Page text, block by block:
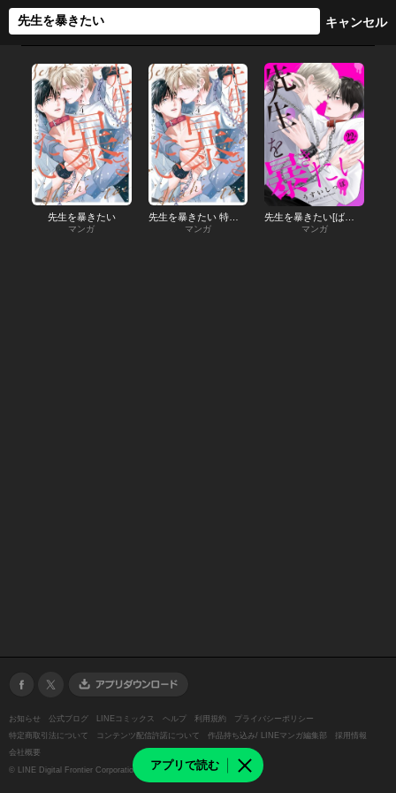
アプリで読む
先生を暴きたい
マンガ
先生を暴きたい 特別版
マンガ マンガ
お知らせ 公式ブログ LINEコミックス ヘルプ 利用規約
プライバシーポリシー
特定商取引法について
コンテンツ配信許諾について 作品持ち込み/ LINEマンガ編集部
採用情報
会社概要
© LINE Digital Frontier Corporation